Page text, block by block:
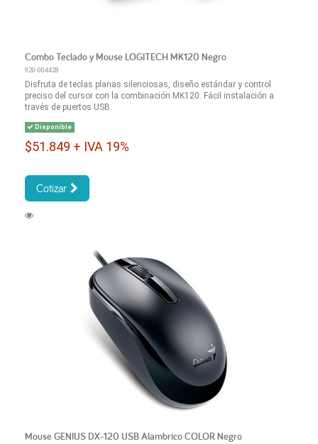
Combo Teclado y Mouse LOGITECH MK120 Negro
920-004428
Disfruta de teclas planas silenciosas, diseño estándar y control
preciso del cursor con la combinación MK120. Fácil instalación a
través de puertos USB.
Disponible
$51.849 + IVA 19%
Cotizar
Mouse GENIUS DX-120 USB Alambrico COLOR Negro